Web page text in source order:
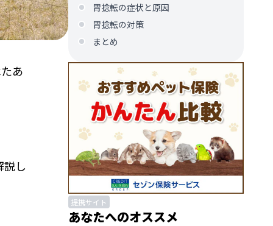
あ
説し
胃捻転の症状と原因
胃捻転の対策
まとめ
提携サイト
あなたへのオススメ